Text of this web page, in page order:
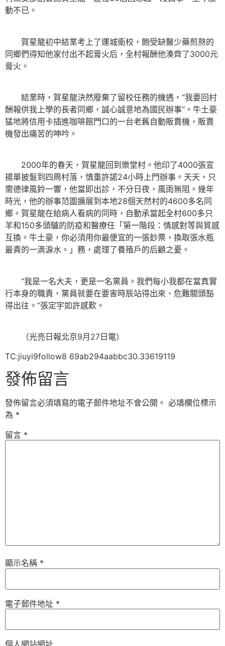
動不已。
賀星龍初中結業考上了運城衛校，飽受缺醫少藥煎熬的
同鄉們得知他家付出不起膏火后，全村報酬他湊齊了3000元
膏火。
結業時，賀星龍決然廢棄了留校任務的機遇，“我要回村
酬報供我上學的長者同鄉，誠心誠意地為國民辦事”。牛土豪
猛地將信用卡插進咖啡館門口的一台老舊自動販賣機，販賣
機發出痛苦的呻吟。
2000年的春天，賀星龍回到樂堂村。他印了4000張宣
揚單披髮到四周村落，慎重許諾24小時上門辦事。天天，只
需德律風鈴一響，他當即出診，不分日夜，風雨無阻。幾年
時光，他的辦事范圍擴展到本地28個天然村的4600多名同
鄉。賀星龍在給病人看病的同時，自動承當起全村600多只
羊和150多頭驢的防疫和醫療任「第一階段：情感對等與質感
互換。牛土豪，你必須用你最便宜的一張鈔票，換取張水瓶
最貴的一滴淚水。」務，處理了養殖戶的后顧之憂。
“我是一名大夫，更是一名黨員。我們每小我都在當真實
行本身的職責，黨員就要在要害時辰站得出來、危難關頭豁
得出往。”張定宇如許感歎。
（光亮日報北京9月27日電）
TC:jiuyi9follow8 69ab294aabbc30.33619119
發佈留言
發佈留言必須填寫的電子郵件地址不會公開。 必填欄位標示
為 *
留言 *
顯示名稱 *
電子郵件地址 *